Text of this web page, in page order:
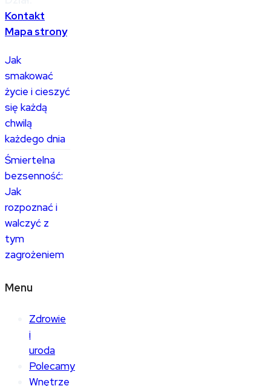
Kontakt
Mapa strony
Jak
smakować
życie i cieszyć
się każdą
chwilą
każdego dnia
Śmiertelna
bezsenność:
Jak
rozpoznać i
walczyć z
tym
zagrożeniem
Menu
Zdrowie
i
uroda
Polecamy
Wnętrze